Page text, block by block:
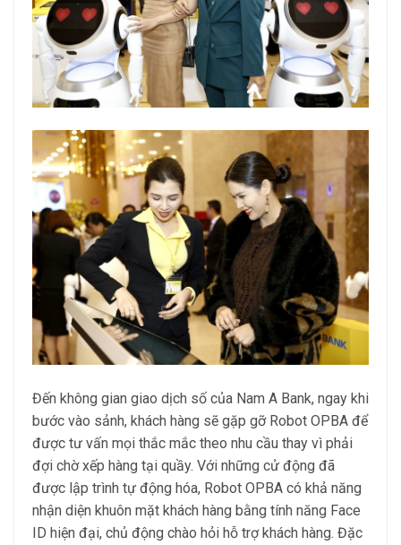
Đến không gian giao dịch số của Nam A Bank, ngay khi
bước vào sảnh, khách hàng sẽ gặp gỡ Robot OPBA để
được tư vấn mọi thắc mắc theo nhu cầu thay vì phải
đợi chờ xếp hàng tại quầy. Với những cử động đã
được lập trình tự động hóa, Robot OPBA có khả năng
nhận diện khuôn mặt khách hàng bằng tính năng Face
ID hiện đại, chủ động chào hỏi hỗ trợ khách hàng. Đặc